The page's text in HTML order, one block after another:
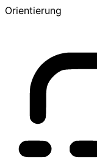
Orientierung